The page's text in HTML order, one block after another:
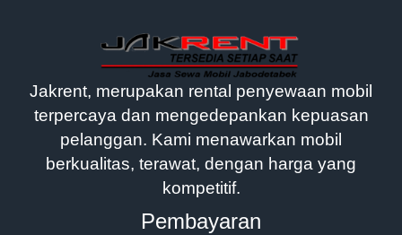
Jakrent, merupakan rental penyewaan mobil
terpercaya dan mengedepankan kepuasan
pelanggan. Kami menawarkan mobil
berkualitas, terawat, dengan harga yang
kompetitif.
Pembayaran